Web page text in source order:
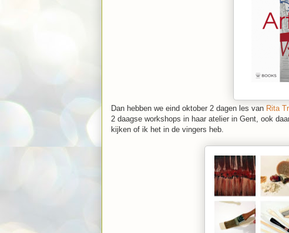
Dan hebben we eind oktober 2 dagen les van Rita
2 daagse workshops in haar atelier in Gent, ook
kijken of ik het in de vingers heb.